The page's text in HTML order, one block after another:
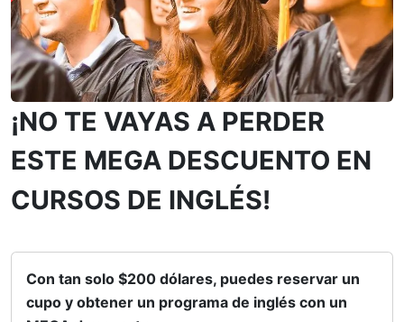
¡NO TE VAYAS A PERDER
ESTE MEGA DESCUENTO EN
CURSOS DE INGLÉS!
Con tan solo $200 dólares, puedes reservar un
cupo y obtener un programa de inglés con un